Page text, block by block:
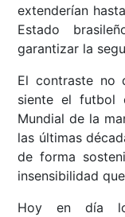
extenderían
Estado
garantizar la
El contraste no
siente el futbol
Mundial de la
las últimas
de forma
insensibilidad
Hoy en día